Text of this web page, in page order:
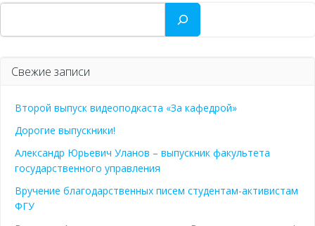
Поиск
Свежие записи
Второй выпуск видеоподкаста «За кафедрой»
Дорогие выпускники!
Александр Юрьевич Уланов – выпускник факультета
государственного управления
Вручение благодарственных писем студентам-активистам
ФГУ